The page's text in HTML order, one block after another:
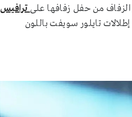
الزفاف من حفل زفافها علىترافيس
تايلور سويفت باللون